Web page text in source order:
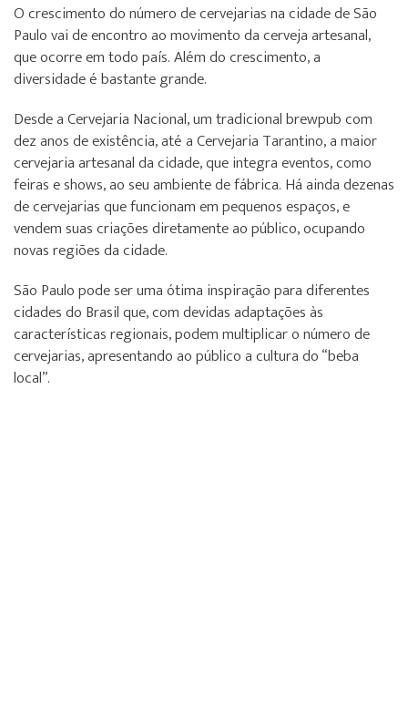
O crescimento do número de cervejarias na cidade de São
Paulo vai de encontro ao movimento da cerveja artesanal,
que ocorre em todo país. Além do crescimento, a
diversidade é bastante grande.
Desde a Cervejaria Nacional, um tradicional brewpub com
dez anos de existência, até a Cervejaria Tarantino, a maior
cervejaria artesanal da cidade, que integra eventos, como
feiras e shows, ao seu ambiente de fábrica. Há ainda dezenas
de cervejarias que funcionam em pequenos espaços, e
vendem suas criações diretamente ao público, ocupando
novas regiões da cidade.
São Paulo pode ser uma ótima inspiração para diferentes
cidades do Brasil que, com devidas adaptações às
características regionais, podem multiplicar o número de
cervejarias, apresentando ao público a cultura do “beba
local”.